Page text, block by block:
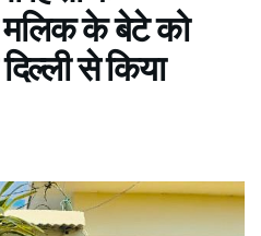
मलिक के बेटे को
से किया